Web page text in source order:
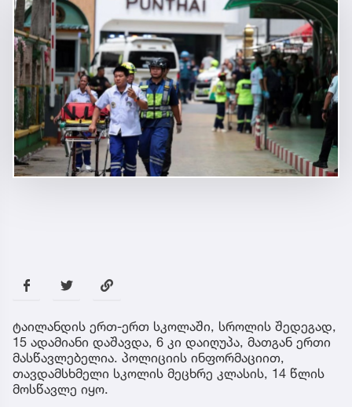
ტაილანდის ერთ-ერთ სკოლაში, სროლის შედეგად,
15 ადამიანი დაშავდა, 6 კი დაიღუპა, მათგან ერთი
მასწავლებელია. პოლიციის ინფორმაციით,
თავდამსხმელი სკოლის მეცხრე კლასის, 14 წლის
მოსწავლე იყო.